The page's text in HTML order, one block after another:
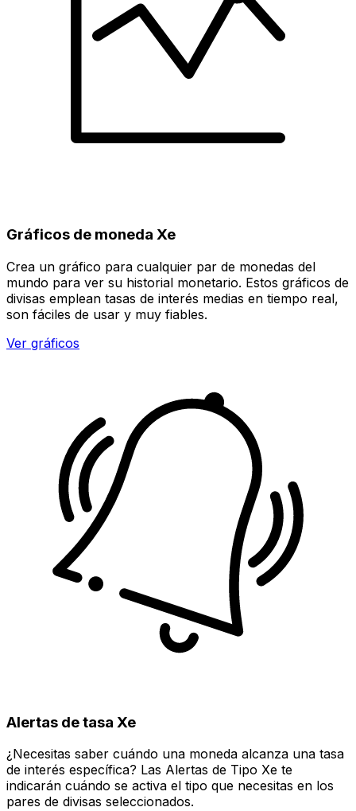
Gráficos de moneda Xe
Crea un gráfico para cualquier par de monedas del
mundo para ver su historial monetario. Estos gráficos de
divisas emplean tasas de interés medias en tiempo real,
son fáciles de usar y muy fiables.
Ver gráficos
Alertas de tasa Xe
¿Necesitas saber cuándo una moneda alcanza una tasa
de interés específica? Las Alertas de Tipo Xe te
indicarán cuándo se activa el tipo que necesitas en los
pares de divisas seleccionados.